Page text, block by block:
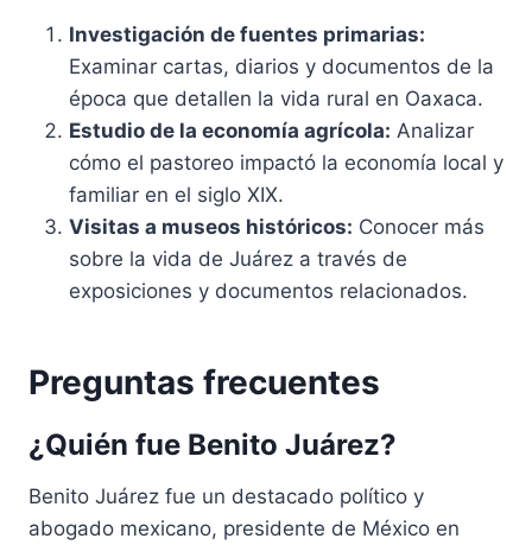
Investigación de fuentes primarias:
Examinar cartas, diarios y documentos de la
época que detallen la vida rural en Oaxaca.
Estudio de la economía agrícola: Analizar
cómo el pastoreo impactó la economía local y
familiar en el siglo XIX.
Visitas a museos históricos: Conocer más
sobre la vida de Juárez a través de
exposiciones y documentos relacionados.
Preguntas frecuentes
¿Quién fue Benito Juárez?
Benito Juárez fue un destacado político y
abogado mexicano, presidente de México en